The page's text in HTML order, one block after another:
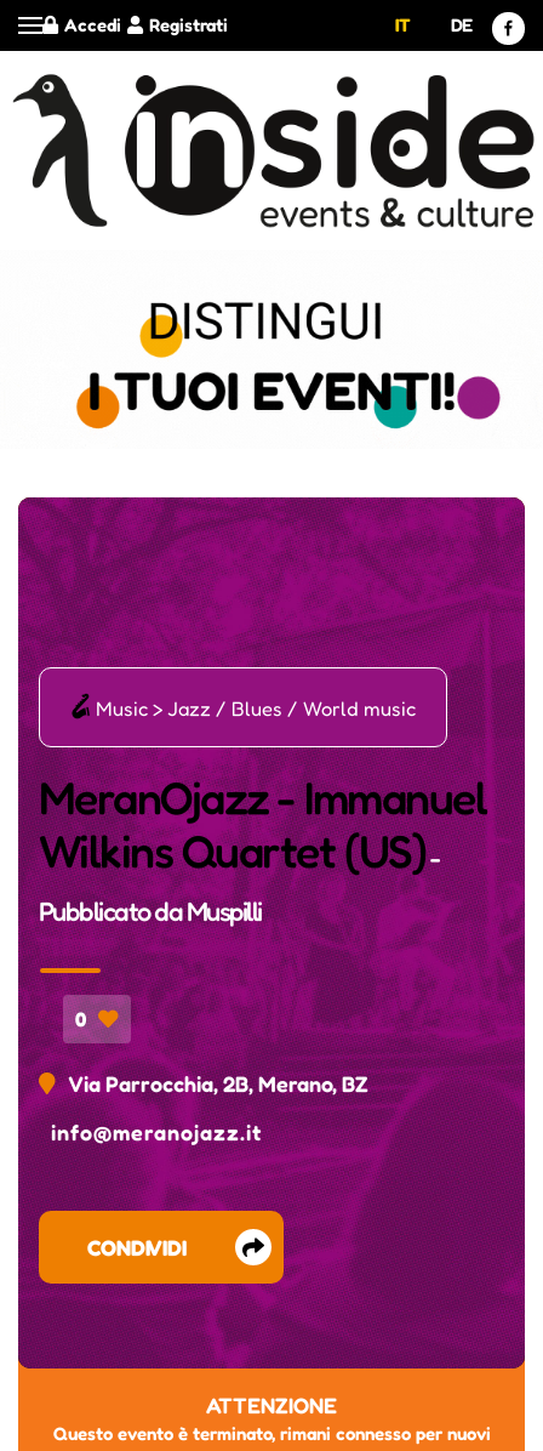
Registrati
Accedi IT DE
ī Music > Jazz / Blues / World music
MeranOjazz - Immanuel
Wilkins Quartet (US)-
Pubblicato daMuspilli
0
Via Parrocchia, 2B, Merano, BZ
info@meranojazz.it
CONDIVIDI
ATTENZIONE
Questo evento è terminato, rimani connesso per nuovi